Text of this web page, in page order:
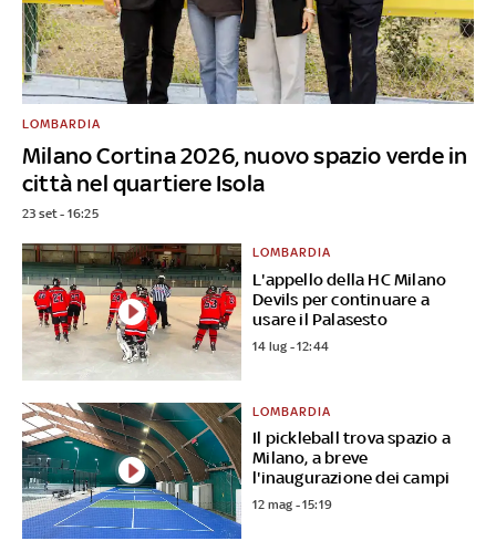
Milano Cortina 2026, nuovo spazio verde in
città nel quartiere Isola
LOMBARDIA
23 set - 16:25
L'appello della HC Milano
Devils per continuare a
usare il Palasesto
LOMBARDIA
14 lug - 12:44
Il pickleball trova spazio a
Milano, a breve
l'inaugurazione dei campi
LOMBARDIA
12 mag - 15:19